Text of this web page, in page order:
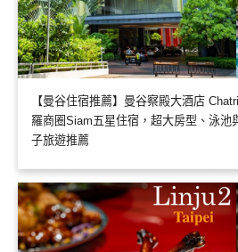
【曼谷住宿推薦】曼谷察殿大酒店
羅商圈Siam五星住宿，超大房型、泳池
子旅遊推薦